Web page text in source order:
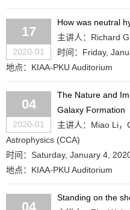
17
2020-01
How was neutral
主讲人：Richard
时间：Friday,
地点：KIAA-PKU Auditorium
04
2020-01
The Nature and
Galaxy Formation
主讲人：Miao Li
Astrophysics (CCA)
时间：Saturday, January 4,
地点：KIAA-PKU Auditorium
04
Standing on the